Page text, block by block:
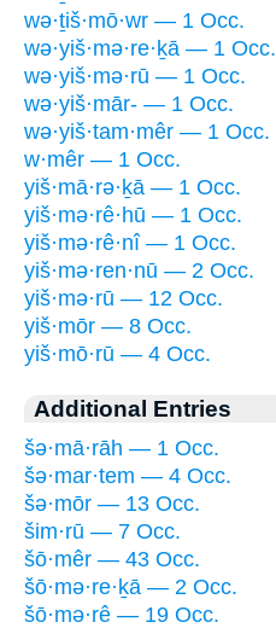
wə·ṯiš·mō·wr — 1 Occ.
wə·yiš·mə·re·ḵā — 1 Occ.
wə·yiš·mə·rū — 1 Occ.
wə·yiš·mār- — 1 Occ.
wə·yiš·tam·mêr — 1 Occ.
w·mêr — 1 Occ.
yiš·mā·rə·ḵā — 1 Occ.
yiš·mə·rê·hū — 1 Occ.
yiš·mə·rê·nî — 1 Occ.
yiš·mə·ren·nū — 2 Occ.
yiš·mə·rū — 12 Occ.
yiš·mōr — 8 Occ.
yiš·mō·rū — 4 Occ.
Additional Entries
šə·mā·rāh — 1 Occ.
šə·mar·tem — 4 Occ.
šə·mōr — 13 Occ.
šim·rū — 7 Occ.
šō·mêr — 43 Occ.
šō·mə·re·ḵā — 2 Occ.
šō·mə·rê — 19 Occ.